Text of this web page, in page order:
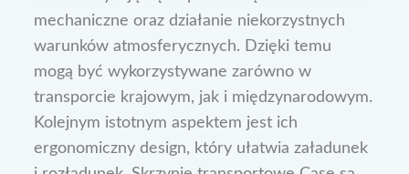
mechaniczne oraz działanie niekorzystnych
warunków atmosferycznych. Dzięki temu
mogą być wykorzystywane zarówno w
transporcie krajowym, jak i międzynarodowym.
Kolejnym istotnym aspektem jest ich
ergonomiczny design, który ułatwia załadunek